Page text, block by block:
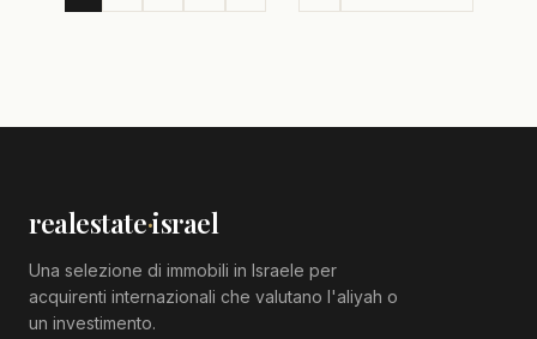
realestate·israel
Una selezione di immobili in Israele per
acquirenti internazionali che valutano l'aliyah o
un investimento.